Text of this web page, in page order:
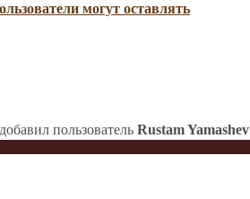
могут оставлять
пользователь Rustam Yamashev